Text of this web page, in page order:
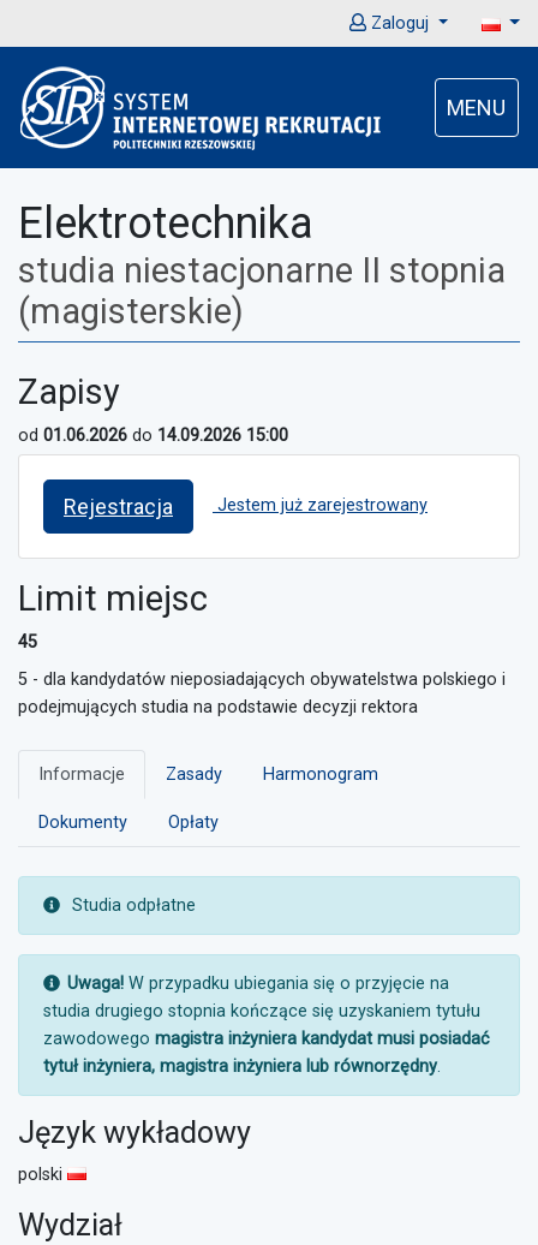
Zaloguj
MENU
Elektrotechnika
studia niestacjonarne II stopnia
(magisterskie)
Zapisy
od 01.06.2026 do 14.09.2026 15:00
Rejestracja Jestem już zarejestrowany
Limit miejsc
45
5 - dla kandydatów nieposiadających obywatelstwa polskiego i
podejmujących studia na podstawie decyzji rektora
Informacje Zasady Harmonogram
Dokumenty Opłaty
UWAGA:
Studia odpłatne
UWAGA:
Uwaga! W przypadku ubiegania się o przyjęcie na
studia drugiego stopnia kończące się uzyskaniem tytułu
zawodowego magistra inżyniera kandydat musi posiadać
tytuł inżyniera, magistra inżyniera lub równorzędny.
Język wykładowy
polski
Wydział